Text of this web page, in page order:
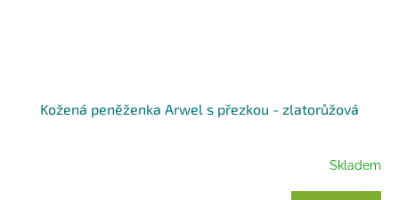
Kožená peněženka Arwel s přezkou - zlatorůžová
Skladem